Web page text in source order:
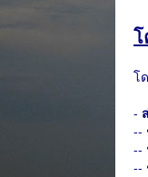
โ
-
--
--
--